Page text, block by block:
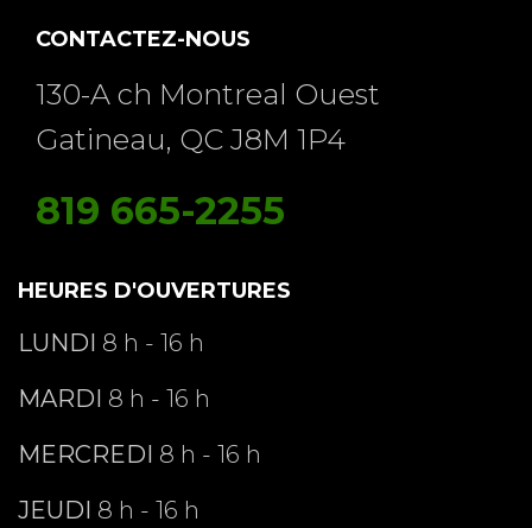
CONTACTEZ-NOUS
130-A ch Montreal Ouest
Gatineau, QC J8M 1P4
819 665-2255
HEURES D'OUVERTURES
LUNDI 8 h - 16 h
MARDI 8 h - 16 h
MERCREDI 8 h - 16 h
JEUDI 8 h - 16 h